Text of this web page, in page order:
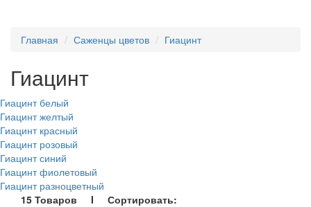
Главная Саженцы цветов Гиацинт
Гиацинт
Гиацинт белый
Гиацинт желтый
Гиацинт красный
Гиацинт розовый
Гиацинт синий
Гиацинт фиолетовый
Гиацинт разноцветный
15 Товаров I Сортировать: